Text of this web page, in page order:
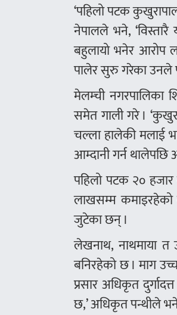
‘पहिलो पटक
नेपालले भने,
बहुलायो भनेर आरोप
पालेर सुरु गरेका उनले
मेलम्ची नगरपालिका
समेत गाली गरे ।
चल्ला हालेकी मलाई
आम्दानी गर्न
पहिलो पटक २० हजार
लाखसम्म कमाइरहेको
जुटेका छन् ।
लेखनाथ, नाथमाया त
बनिरहेको छ । माग
प्रसार अधिकृत
छ,’ अधिकृत पन्थीले